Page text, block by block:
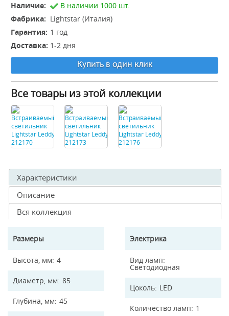
Наличие:
В наличии 1000 шт.
Фабрика: Lightstar (Италия)
Гарантия: 1 год
Доставка: 1-2 дня
Купить в один клик
Все товары из этой коллекции
Характеристики
Описание
Вся коллекция
Размеры
Высота, мм 4
Диаметр, мм 85
Глубина, мм 45
Электрика
Вид ламп
Светодиодная
Цоколь LED
Количество ламп 1